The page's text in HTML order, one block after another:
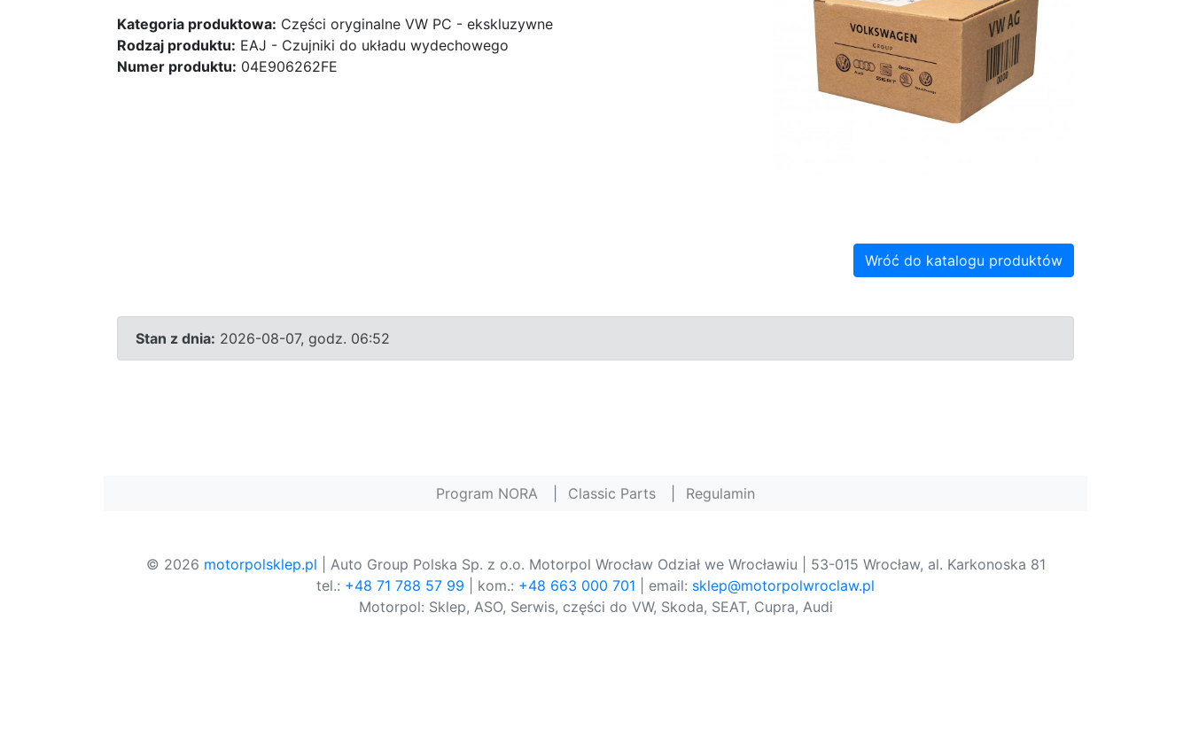
Kategoria produktowa: Części oryginalne VW PC - ekskluzywne
Rodzaj produktu: EAJ - Czujniki do układu wydechowego
Numer produktu: 04E906262FE
Wróć do katalogu produktów
Stan z dnia: 2026-08-07, godz. 06:52
Program NORA Classic Parts Regulamin
© 2026 motorpolsklep.pl | Auto Group Polska Sp. z o.o. Motorpol Wrocław Odział we Wrocławiu | 53-015 Wrocław, al. Karkonoska 81
tel.: +48 71 788 57 99 | kom.: +48 663 000 701 | email: sklep@motorpolwroclaw.pl
Motorpol: Sklep, ASO, Serwis, części do VW, Skoda, SEAT, Cupra, Audi